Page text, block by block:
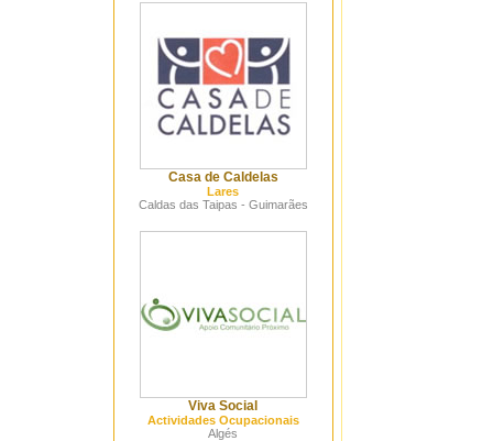
Casa de Caldelas
Lares
Caldas das Taipas - Guimarães
Viva Social
Actividades Ocupacionais
Algés